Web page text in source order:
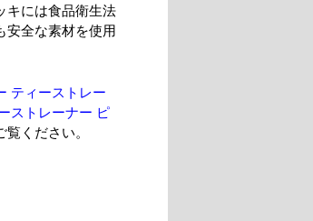
キには食品衛生法
安全な素材を使用
ティーストレー
ストレーナー ピ
ください。